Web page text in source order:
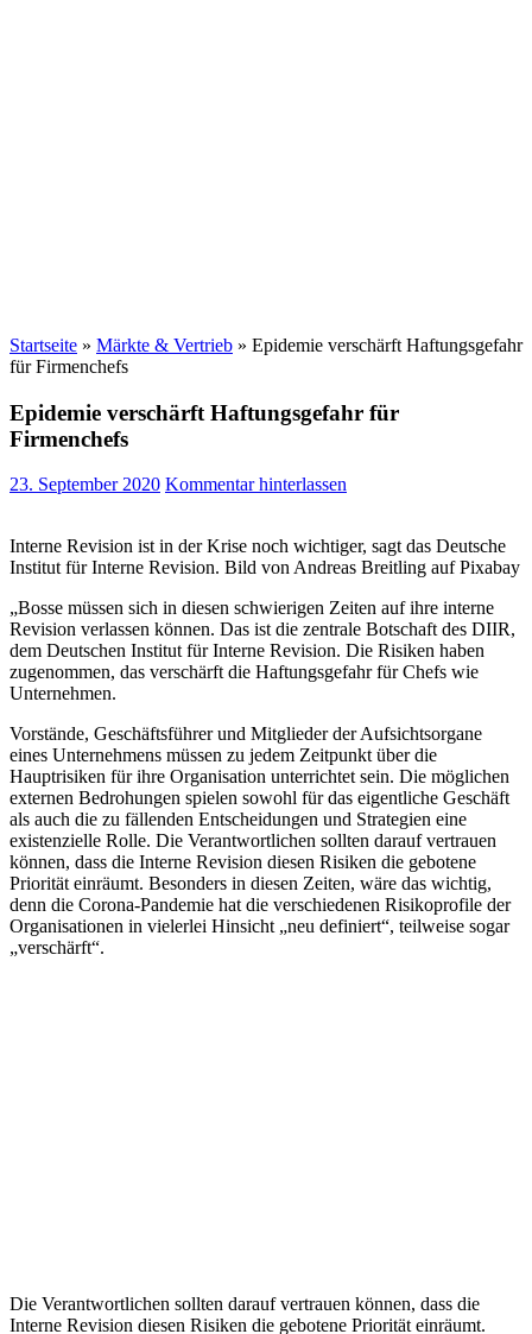
Startseite » Märkte & Vertrieb » Epidemie verschärft Haftungsgefahr
für Firmenchefs
Epidemie verschärft Haftungsgefahr für
Firmenchefs
23. September 2020 Kommentar hinterlassen
Interne Revision ist in der Krise noch wichtiger, sagt das Deutsche
Institut für Interne Revision. Bild von Andreas Breitling auf Pixabay
„Bosse müssen sich in diesen schwierigen Zeiten auf ihre interne
Revision verlassen können. Das ist die zentrale Botschaft des DIIR,
dem Deutschen Institut für Interne Revision. Die Risiken haben
zugenommen, das verschärft die Haftungsgefahr für Chefs wie
Unternehmen.
Vorstände, Geschäftsführer und Mitglieder der Aufsichtsorgane
eines Unternehmens müssen zu jedem Zeitpunkt über die
Hauptrisiken für ihre Organisation unterrichtet sein. Die möglichen
externen Bedrohungen spielen sowohl für das eigentliche Geschäft
als auch die zu fällenden Entscheidungen und Strategien eine
existenzielle Rolle. Die Verantwortlichen sollten darauf vertrauen
können, dass die Interne Revision diesen Risiken die gebotene
Priorität einräumt. Besonders in diesen Zeiten, wäre das wichtig,
denn die Corona-Pandemie hat die verschiedenen Risikoprofile der
Organisationen in vielerlei Hinsicht „neu definiert“, teilweise sogar
„verschärft“.
Die Verantwortlichen sollten darauf vertrauen können, dass die
Interne Revision diesen Risiken die gebotene Priorität einräumt.